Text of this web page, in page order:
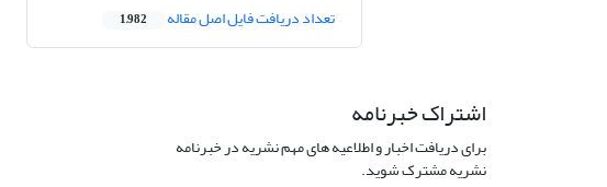
تعداد دریافت فایل اصل مقاله 1,982
اشتراک خبرنامه
برای دریافت اخبار و اطلاعیه های مهم نشریه در خبرنامه
نشریه مشترک شوید.